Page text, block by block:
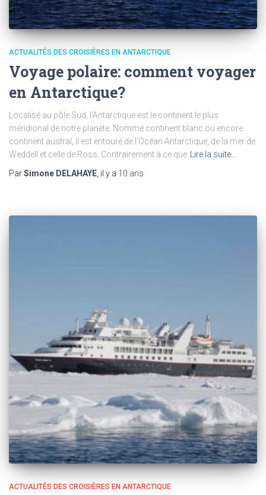
ACTUALITÉS DES CROISIÈRES EN ANTARCTIQUE
Voyage polaire: comment voyager
en Antarctique?
Localisé au pôle Sud, l’Antarctique est le continent le plus
méridional de notre planète. Nommé continent blanc ou encore
continent austral, il est entouré de l’Océan Antarctique, de la mer de
Weddell et celle de Ross. Contrairement à ce que
Lire la suite…
ParSimone DELAHAYE , il y a 10 ans
ACTUALITÉS DES CROISIÈRES EN ANTARCTIQUE